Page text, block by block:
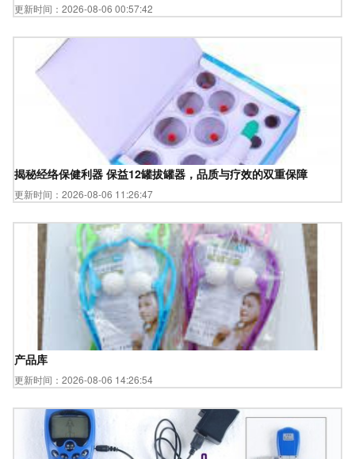
更新时间：2026-08-06 00:57:42
揭秘经络保健利器 保益12罐拔罐器，品质与疗效的双重保障
更新时间：2026-08-06 11:26:47
产品库
更新时间：2026-08-06 14:26:54